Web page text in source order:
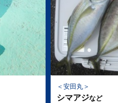
安田丸
シマアジなど